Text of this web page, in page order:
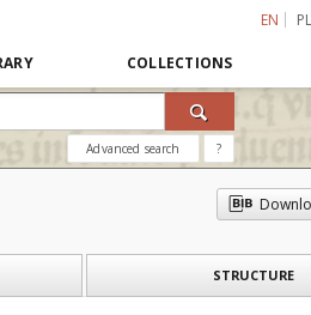
EN PL
COLLECTIONS
Advanced search ?
STRUCTURE